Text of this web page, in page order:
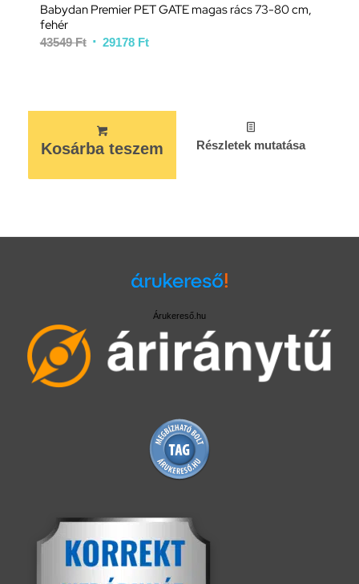
Babydan Premier PET GATE magas rács 73-80 cm,
fehér
43549Ft 29178 Ft
Kosárba teszem Részletek mutatása
Árukereső.hu